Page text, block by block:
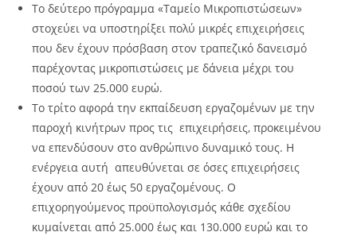
Το δεύτερο πρόγραμμα «Ταμείο Μικροπιστώσεων»
στοχεύει να υποστηρίξει πολύ μικρές επιχειρήσεις
που δεν έχουν πρόσβαση στον τραπεζικό δανεισμό
παρέχοντας μικροπιστώσεις με δάνεια μέχρι του
ποσού των 25.000 ευρώ.
Το τρίτο αφορά την εκπαίδευση εργαζομένων με την
παροχή κινήτρων προς τις επιχειρήσεις, προκειμένου
να επενδύσουν στο ανθρώπινο δυναμικό τους. Η
ενέργεια αυτή απευθύνεται σε όσες επιχειρήσεις
έχουν από 20 έως 50 εργαζομένους. Ο
επιχορηγούμενος προϋπολογισμός κάθε σχεδίου
κυμαίνεται από 25.000 έως και 130.000 ευρώ και το